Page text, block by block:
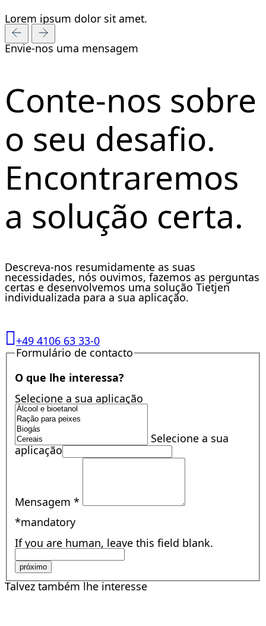
Lorem ipsum dolor sit amet.
Envie-nos uma mensagem
Conte-nos sobre
o seu desafio.
Encontraremos
a solução certa.
Descreva-nos resumidamente as suas
necessidades, nós ouvimos, fazemos as perguntas
certas e desenvolvemos uma solução Tietjen
individualizada para a sua aplicação.
+49 4106 63 33-0
Formulário de contacto
O que lhe interessa?
Selecione a sua aplicação
Selecione a sua
aplicação
Mensagem*
*mandatory
If you are human, leave this field blank.
próximo
Talvez também lhe interesse